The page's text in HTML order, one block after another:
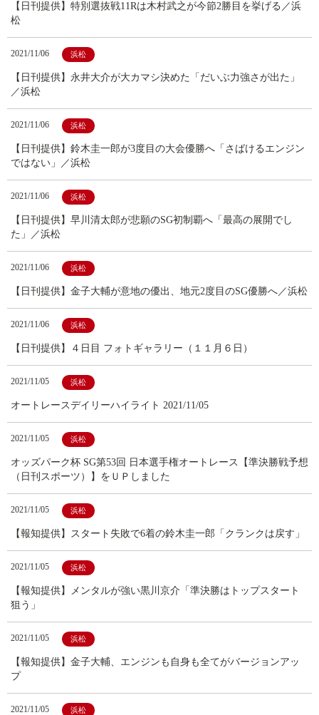
【日刊提供】特別選抜戦11Rは木村武之が今節2勝目を挙げる／浜
松
2021/11/06 浜松
【日刊提供】永井大介が大カマシ決めた「だいぶ力強さが出た」
／浜松
2021/11/06 浜松
【日刊提供】鈴木圭一郎が3度目の大会優勝へ「さばけるエンジン
ではない」／浜松
2021/11/06 浜松
【日刊提供】早川清太郎が悲願のSG初制覇へ「最高の展開でし
た」／浜松
2021/11/06 浜松
【日刊提供】金子大輔が意地の優出、地元2度目のSG優勝へ／浜松
2021/11/06 浜松
【日刊提供】４日目 フォトギャラリー（１１月６日）
2021/11/05 浜松
オートレースデイリーハイライト 2021/11/05
2021/11/05 浜松
オッズパーク杯 SG第53回 日本選手権オートレース【準決勝戦予想
（日刊スポーツ）】をＵＰしました
2021/11/05 浜松
【報知提供】スタート失敗で6着の鈴木圭一郎「クランクは戻す」
2021/11/05 浜松
【報知提供】メンタルが強い黒川京介「準決勝はトップスタート
狙う」
2021/11/05 浜松
【報知提供】金子大輔、エンジンも自身も全てがバージョンアッ
プ
2021/11/05 浜松